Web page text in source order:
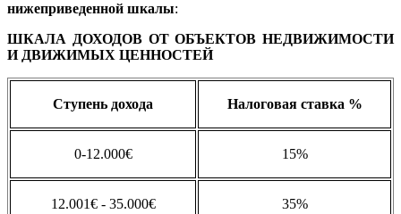
нижеприведенной шкалы:
ШКАЛА ДОХОДОВ ОТ ОБЪЕКТОВ НЕДВИЖИМОСТИ
И ДВИЖИМЫХ ЦЕННОСТЕЙ
Ступень дохода Налоговая ставка %
0-12.000€ 15%
12.001€ - 35.000€ 35%